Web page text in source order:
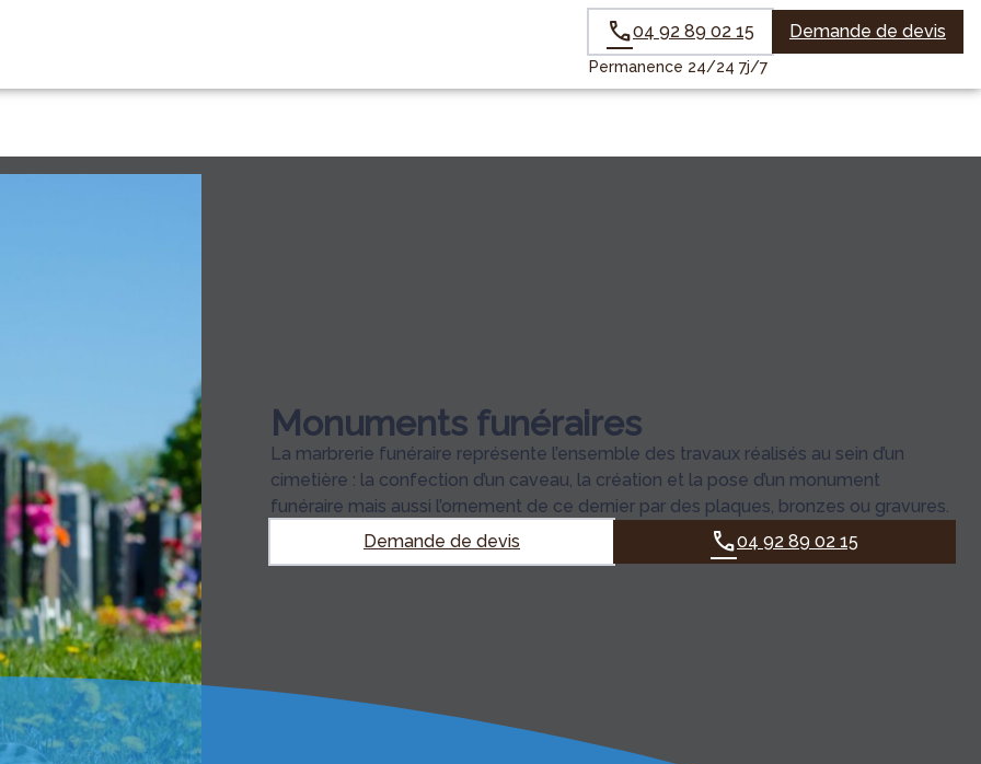
Permanence 24/24 7j/7
04 92 89 02 15 Demande de devis
Monuments funéraires
La marbrerie funéraire représente l’ensemble des travaux réalisés au sein d’un
cimetière : la confection d’un caveau, la création et la pose d’un monument
funéraire mais aussi l’ornement de ce dernier par des plaques, bronzes ou gravures.
Demande de devis
04 92 89 02 15